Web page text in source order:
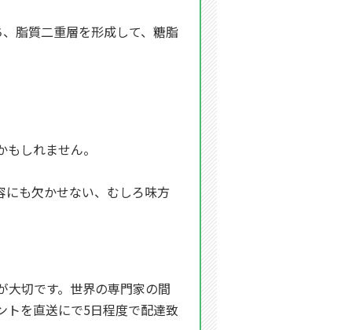
脂質二重層を形成して、糖脂
しれません。
も欠かせない、むしろ味方
切です。世界の専門家の間
トを直送にで5日程度で配達致